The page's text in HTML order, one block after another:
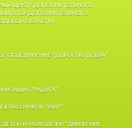
ЦЕНТР ДОПОЛНИТЕЛЬНОГО
ДОПОЛНИТЕЛЬНОГО
ОБЛАСТИ)
ОБЪЕДИНЕНИЕ "ДОРОГОЮ ДОБРА"
"РАДУГА"
"МИР"
ДЕТЕЙ И МОЛОДЕЖИ "ДВИЖЕНИЕ